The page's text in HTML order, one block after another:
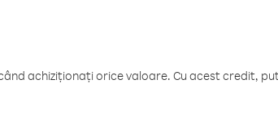
achiziționați orice valoare. Cu acest credit,